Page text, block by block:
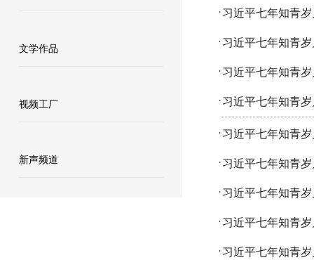
文学作品
视频工厂
新声频道
·习近平七年知青
·习近平七年知青
·习近平七年知青
·习近平七年知青
·习近平七年知青
·习近平七年知青
·习近平七年知青
·习近平七年知青
·习近平七年知青